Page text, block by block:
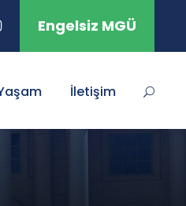
Engelsiz MGÜ
İletişim